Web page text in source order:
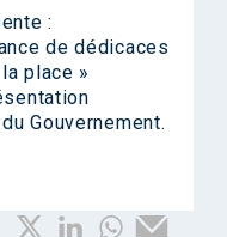
:
de dédicaces
place »
Gouvernement.